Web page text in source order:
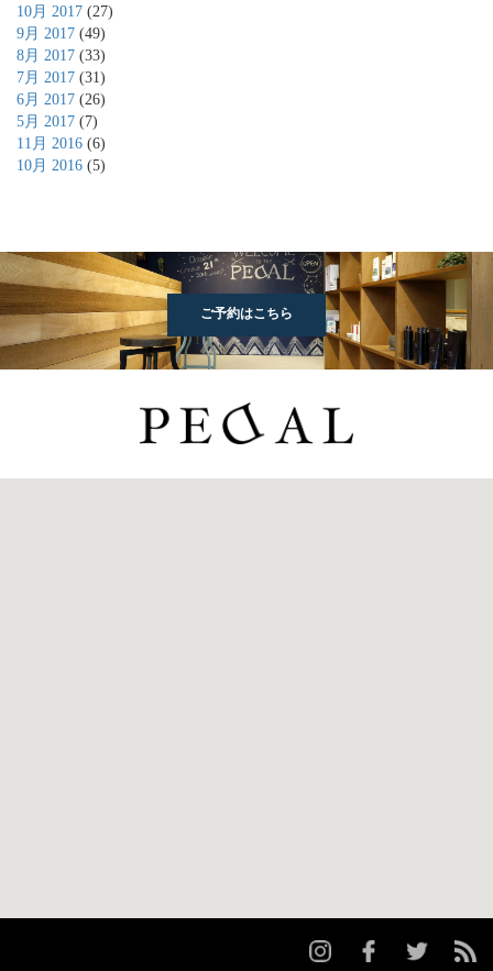
10月 2017 (27)
9月 2017 (49)
8月 2017 (33)
7月 2017 (31)
6月 2017 (26)
5月 2017 (7)
11月 2016 (6)
10月 2016 (5)
ご予約はこちら